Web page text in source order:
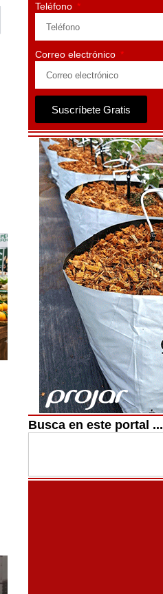
Teléfono
Correo electrónico
Suscríbete Gratis
Busca en este portal ...